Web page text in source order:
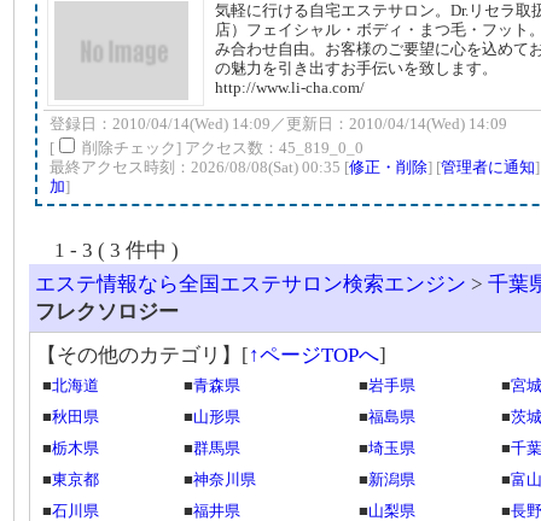
気軽に行ける自宅エステサロン。Dr.リセラ取
店）フェイシャル・ボディ・まつ毛・フット
み合わせ自由。お客様のご要望に心を込めて
の魅力を引き出すお手伝いを致します。
http://www.li-cha.com/
登録日：2010/04/14(Wed) 14:09／更新日：2010/04/14(Wed) 14:09
[
削除チェック] アクセス数：45_819_0_0
最終アクセス時刻：2026/08/08(Sat) 00:35 [修正・削除] [管理者に通知
加]
1 - 3 ( 3 件中 )
エステ情報なら全国エステサロン検索エンジン > 千葉
フレクソロジー
【その他のカテゴリ】 [↑ページTOPへ]
■北海道 ■青森県 ■岩手県 ■宮
■秋田県 ■山形県 ■福島県 ■茨
■栃木県 ■群馬県 ■埼玉県 ■千
■東京都 ■神奈川県 ■新潟県 ■富
■石川県 ■福井県 ■山梨県 ■長